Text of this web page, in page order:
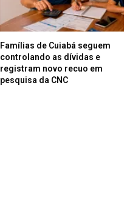
Famílias de Cuiabá seguem
controlando as dívidas e
registram novo recuo em
pesquisa da CNC